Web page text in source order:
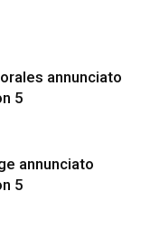
annunciato
5
annunciato
5